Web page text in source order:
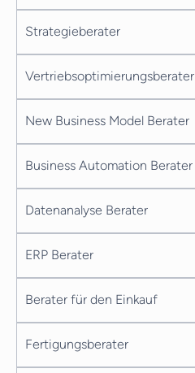
Strategieberater
Vertriebsoptimierungsberater
New Business Model Berater
Business Automation Berater
Datenanalyse Berater
ERP Berater
Berater für den Einkauf
Fertigungsberater